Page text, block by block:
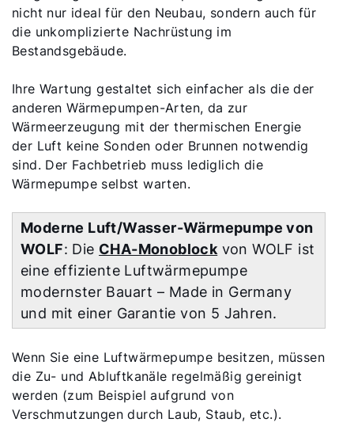
nicht nur ideal für den Neubau, sondern auch für
die unkomplizierte Nachrüstung im
Bestandsgebäude.
Ihre Wartung gestaltet sich einfacher als die der
anderen Wärmepumpen-Arten, da zur
Wärmeerzeugung mit der thermischen Energie
der Luft keine Sonden oder Brunnen notwendig
sind. Der Fachbetrieb muss lediglich die
Wärmepumpe selbst warten.
Moderne Luft/Wasser-Wärmepumpe von
WOLF: Die CHA-Monoblock von WOLF ist
eine effiziente Luftwärmepumpe
modernster Bauart – Made in Germany
und mit einer Garantie von 5 Jahren.
Wenn Sie eine Luftwärmepumpe besitzen, müssen
die Zu- und Abluftkanäle regelmäßig gereinigt
werden (zum Beispiel aufgrund von
Verschmutzungen durch Laub, Staub, etc.).